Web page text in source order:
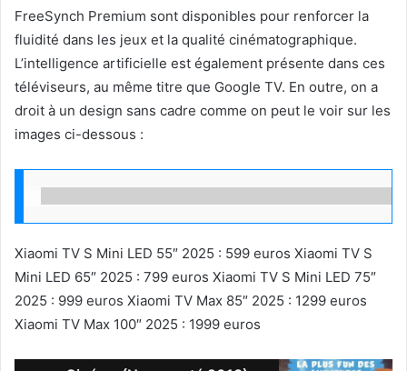
FreeSynch Premium sont disponibles pour renforcer la
fluidité dans les jeux et la qualité cinématographique.
L’intelligence artificielle est également présente dans ces
téléviseurs, au même titre que Google TV. En outre, on a
droit à un design sans cadre comme on peut le voir sur les
images ci-dessous :
Xiaomi TV S Mini LED 55″ 2025 : 599 euros Xiaomi TV S
Mini LED 65″ 2025 : 799 euros Xiaomi TV S Mini LED 75″
2025 : 999 euros Xiaomi TV Max 85″ 2025 : 1299 euros
Xiaomi TV Max 100″ 2025 : 1999 euros